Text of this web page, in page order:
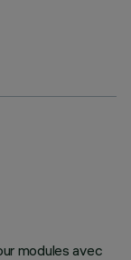
modules avec